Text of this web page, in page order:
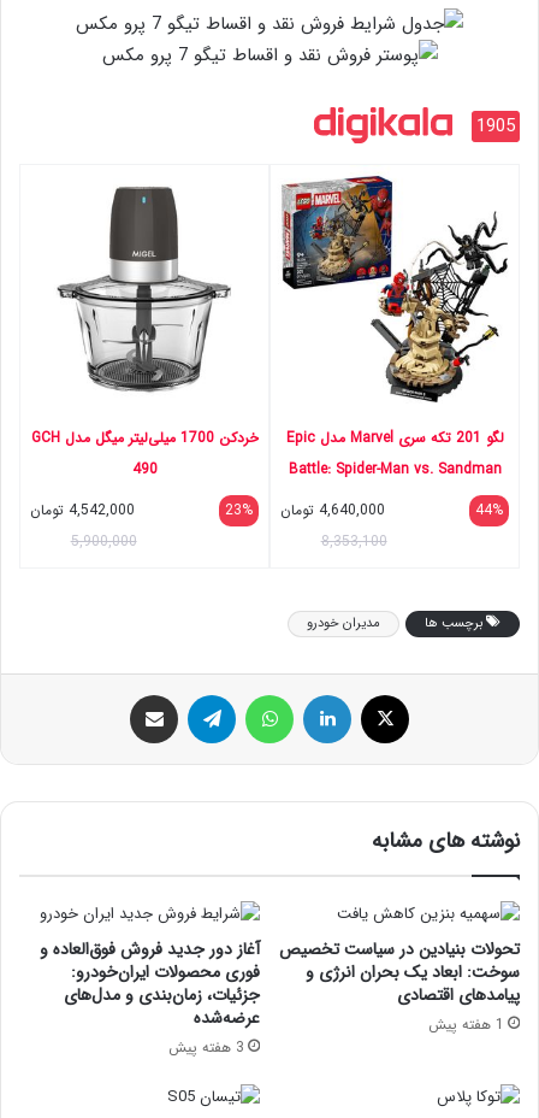
1905
لگو 201 تکه سری Marvel مدل Epic
Battle: Spider-Man vs. Sandman
44%
4,640,000 تومان
8,353,100
خردکن 1700 میلی‌لیتر میگل مدل GCH
490
23%
4,542,000 تومان
5,900,000
برچسب ها مدیران خودرو
ایکس لینکداین تلگرام
نوشته های مشابه
تحولات بنیادین در سیاست تخصیص
سوخت: ابعاد یک بحران انرژی و
پیامدهای اقتصادی
1 هفته پیش
آغاز دور جدید فروش فوق‌العاده و
فوری محصولات ایران‌خودرو:
جزئیات، زمان‌بندی و مدل‌های
عرضه‌شده
3 هفته پیش